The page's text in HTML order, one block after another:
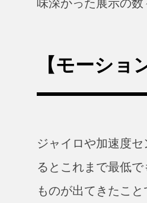
味深かった展示の数
【モーショ
ジャイロや加速度
るとこれまで最低
ものが出てきたこ